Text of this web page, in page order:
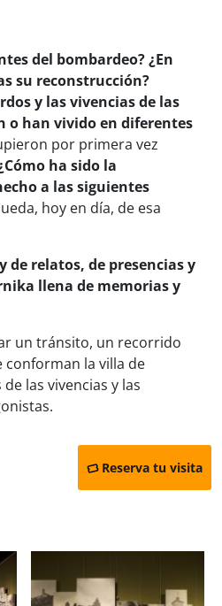
del bombardeo? ¿En
su reconstrucción?
y las vivencias de las
o han vivido en diferentes
por primera vez
ha sido la
a las siguientes
hoy en día, de esa
de relatos, de presencias y
llena de memorias y
un tránsito, un recorrido
conforman la villa de
las vivencias y las
Reserva tu visita